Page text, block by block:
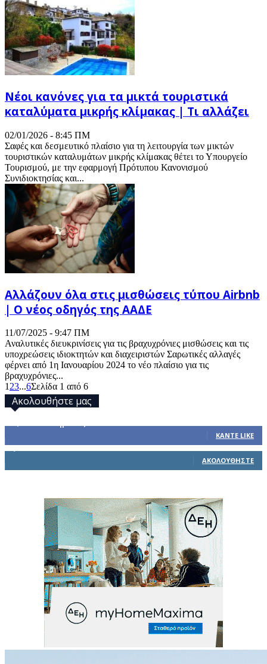
Νέοι κανόνες για τα μικτά τουριστικά
καταλύματα μικρής κλίμακας | Τι αλλάζει
02/01/2026 - 8:45 ΠΜ
Σαφές και δεσμευτικό πλαίσιο για τη λειτουργία των μικτών
τουριστικών καταλυμάτων μικρής κλίμακας θέτει το Υπουργείο
Τουρισμού, με την εφαρμογή Πρότυπου Κανονισμού
Συνιδιοκτησίας και...
Αλλάζουν όλα στις μισθώσεις τύπου Airbnb
| O νέος οδηγός της ΑΑΔΕ
11/07/2025 - 9:47 ΠΜ
Αναλυτικές διευκρινίσεις για τις βραχυχρόνιες μισθώσεις και τις
υποχρεώσεις ιδιοκτητών και διαχειριστών Σαρωτικές αλλαγές
φέρνει από 1η Ιανουαρίου 2024 το νέο πλαίσιο για τις
βραχυχρόνιες...
1 23...6Σελίδα 1 από 6
Ακολουθήστε μας
ΚΆΝΤΕ LIKE
ΑΚΟΛΟΥΘΉΣΤΕ